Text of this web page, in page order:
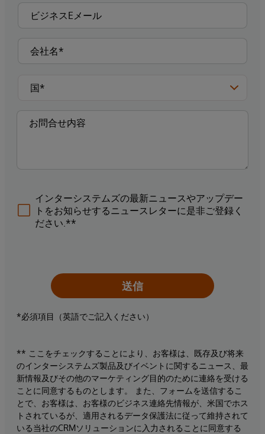
インターシステムズの最新ニュースやアップデー
トをお知らせするニュースレターに是非ご登録く
ださい.**
送信
*必須項目（英語でご記入ください）
** ここをチェックすることにより、お客様は、既存及び将来
のインターシステムズ製品及びイベントに関するニュース、最
新情報及びその他のマーケティング目的のために連絡を受ける
ことに同意するものとします。 また、フォームを送信するこ
とで、お客様は、お客様のビジネス連絡先情報が、米国でホス
トされているが、適用されるデータ保護法に従って維持されて
いる当社のCRMソリューションに入力されることに同意する